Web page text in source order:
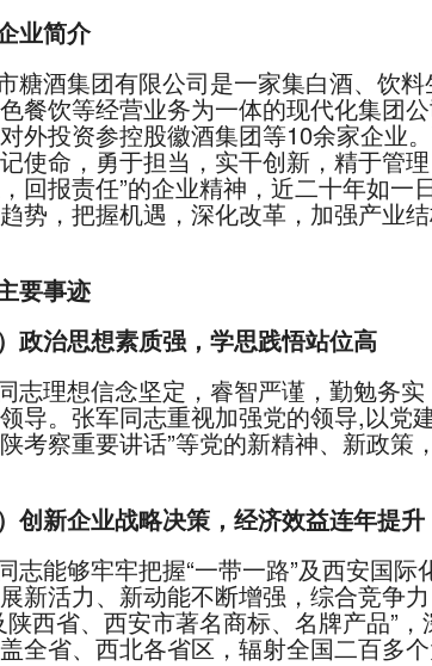
业简介
糖酒集团有限公司是一家集白酒、饮
餐饮等经营业务为一体的现代化集团
外投资参控股徽酒集团等10余家企业
使命，勇于担当，实干创新，精于管
回报责任”的企业精神，近二十年如
势，把握机遇，深化改革，加强产业
要事迹
）政治思想素质强，学思践悟站位高
志理想信念坚定，睿智严谨，勤勉务
导。张军同志重视加强党的领导,以党
考察重要讲话”等党的新精神、新政
）创新企业战略决策，经济效益连年提升
志能够牢牢把握“一带一路”及西安国
新活力、新动能不断增强，综合竞争
陕西省、西安市著名商标、名牌产品”
全省、西北各省区，辐射全国二百多